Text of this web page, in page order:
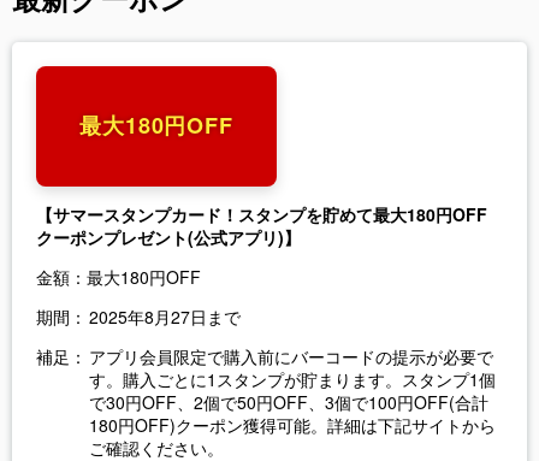
最大180円OFF
【サマースタンプカード！スタンプを貯めて最大180円OFF
クーポンプレゼント(公式アプリ)】
金額： 最大180円OFF
期間： 2025年8月27日まで
補足： アプリ会員限定で購入前にバーコードの提示が必要で
す。購入ごとに1スタンプが貯まります。スタンプ1個
で30円OFF、2個で50円OFF、3個で100円OFF(合計
180円OFF)クーポン獲得可能。詳細は下記サイトから
ご確認ください。